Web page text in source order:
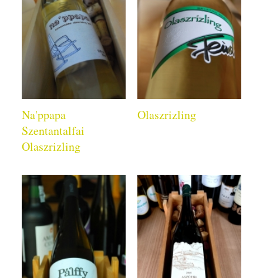
Na'ppapa
Szentantalfai
Olaszrizling
Olaszrizling